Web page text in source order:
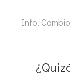
Info.